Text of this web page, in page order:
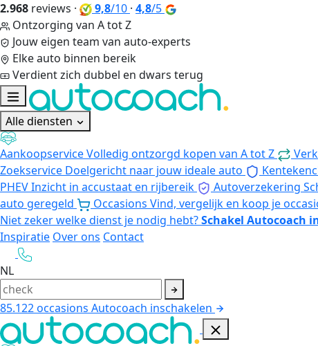
2.968 reviews · 9,8/10 · 4,8/5
Ontzorging van A tot Z
Jouw eigen team van auto-experts
Elke auto binnen bereik
Verdient zich dubbel en dwars terug
Alle diensten
AankoopserviceVolledig ontzorgd kopen van A tot Z
Zoekservice Doelgericht naar jouw ideale auto
PHEVInzicht in accustaat en rijbereik Autoverzekering
auto geregeld
Occasions Vind, vergelijk en koop je
Niet zeker welke dienst je nodig hebt?Schakel Autocoach
Inspiratie Over ons Contact
NL
85.122occasions Autocoach inschakelen